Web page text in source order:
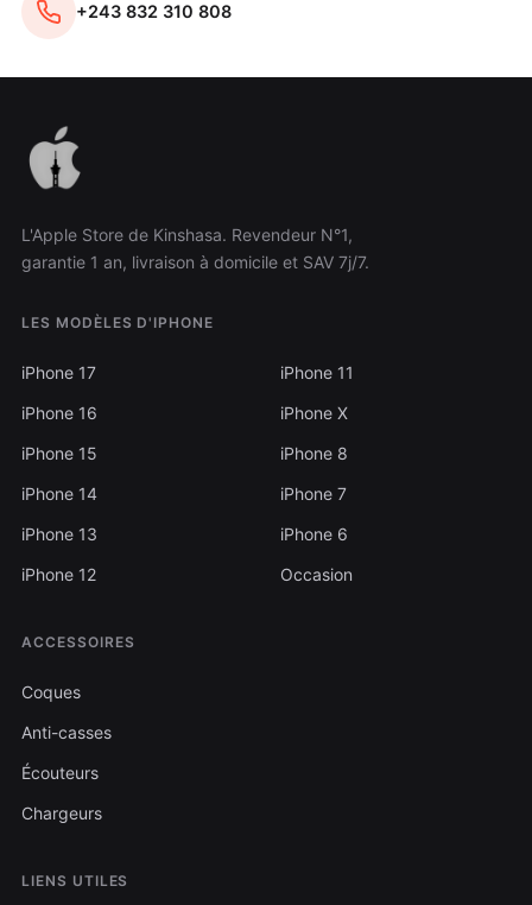
+243 832 310 808
L'Apple Store de Kinshasa. Revendeur N°1,
garantie 1 an, livraison à domicile et SAV 7j/7.
LES MODÈLES D'IPHONE
iPhone 17
iPhone 16
iPhone 15
iPhone 14
iPhone 13
iPhone 12
iPhone 11
iPhone X
iPhone 8
iPhone 7
iPhone 6
Occasion
ACCESSOIRES
Coques
Anti-casses
Écouteurs
Chargeurs
LIENS UTILES